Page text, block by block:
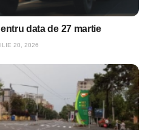
data de 27 martie
20, 2026